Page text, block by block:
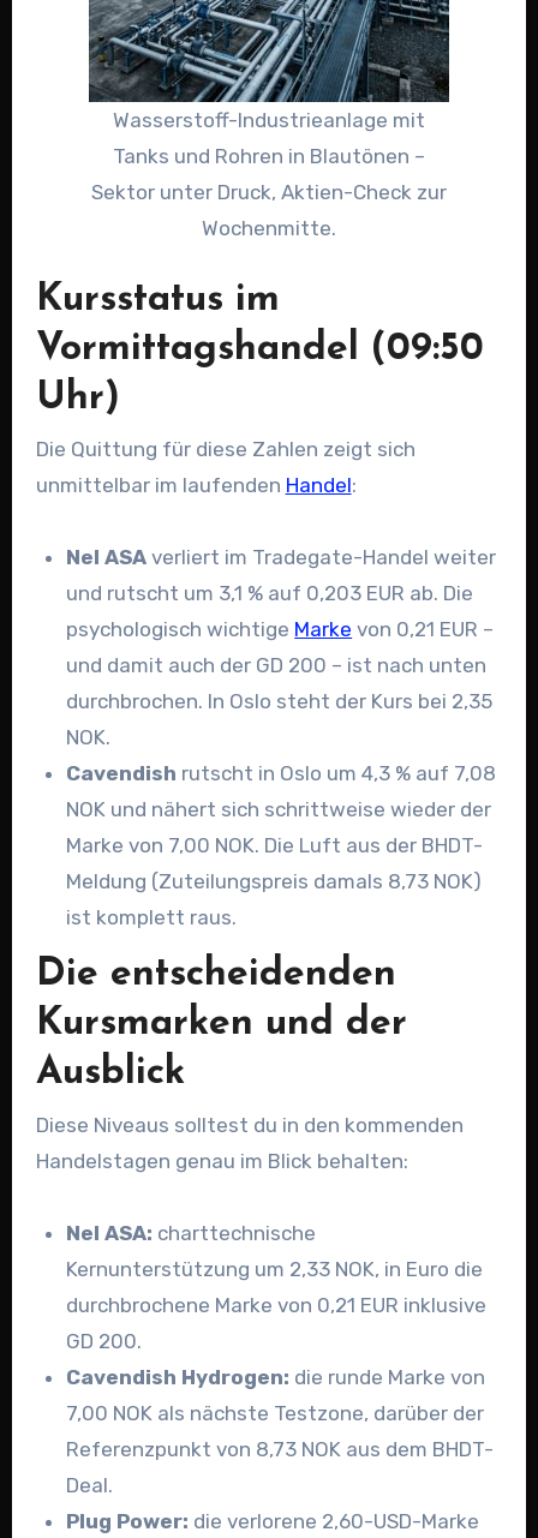
Wasserstoff-Industrieanlage mit
Tanks und Rohren in Blautönen –
Sektor unter Druck, Aktien-Check zur
Wochenmitte.
Kursstatus im
Vormittagshandel (09:50
Uhr)
Die Quittung für diese Zahlen zeigt sich
unmittelbar im laufenden Handel:
Nel ASA verliert im Tradegate-Handel weiter
und rutscht um 3,1 % auf 0,203 EUR ab. Die
psychologisch wichtige Marke von 0,21 EUR –
und damit auch der GD 200 – ist nach unten
durchbrochen. In Oslo steht der Kurs bei 2,35
NOK.
Cavendish rutscht in Oslo um 4,3 % auf 7,08
NOK und nähert sich schrittweise wieder der
Marke von 7,00 NOK. Die Luft aus der BHDT-
Meldung (Zuteilungspreis damals 8,73 NOK)
ist komplett raus.
Die entscheidenden
Kursmarken und der
Ausblick
Diese Niveaus solltest du in den kommenden
Handelstagen genau im Blick behalten:
Nel ASA: charttechnische
Kernunterstützung um 2,33 NOK, in Euro die
durchbrochene Marke von 0,21 EUR inklusive
GD 200.
Cavendish Hydrogen: die runde Marke von
7,00 NOK als nächste Testzone, darüber der
Referenzpunkt von 8,73 NOK aus dem BHDT-
Deal.
Plug Power: die verlorene 2,60-USD-Marke